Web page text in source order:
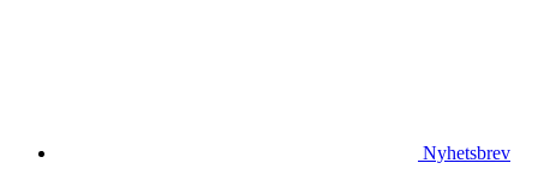
Nyhetsbrev